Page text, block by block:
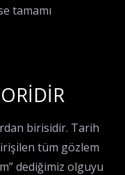
tamamı
birisidir. Tarih
tüm gözlem
dediğimiz olguyu